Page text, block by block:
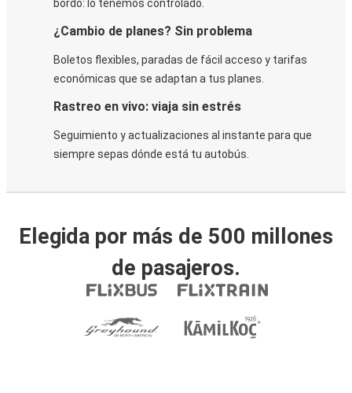
bordo: lo tenemos controlado.
¿Cambio de planes? Sin problema
Boletos flexibles, paradas de fácil acceso y tarifas
económicas que se adaptan a tus planes.
Rastreo en vivo: viaja sin estrés
Seguimiento y actualizaciones al instante para que
siempre sepas dónde está tu autobús.
Elegida por más de 500 millones
de pasajeros.